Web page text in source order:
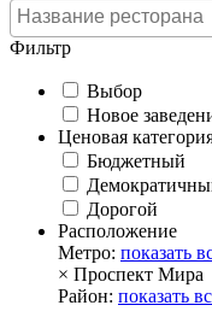
Фильтр
Выбор
Новое
Ценовая
Бюджетный
Дорогой
Расположение
Метро: показать
× Проспект Мира
Район: показать